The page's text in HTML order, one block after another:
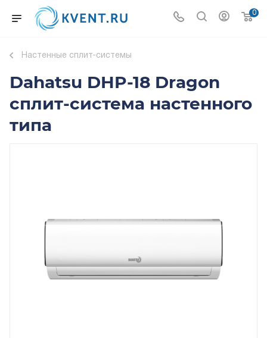
0
Настенные сплит-системы
Dahatsu DHP-18 Dragon
сплит-система настенного
типа